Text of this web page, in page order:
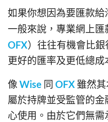
如果你想因為要匯款給
一般來說，專業網上匯
OFX）往往有機會比
更好的匯率及更低總成
像 Wise 同 OFX 雖然
屬於持牌並受監管的
心使用。由於它們無